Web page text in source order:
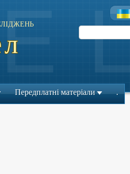
Передплатні матеріали .